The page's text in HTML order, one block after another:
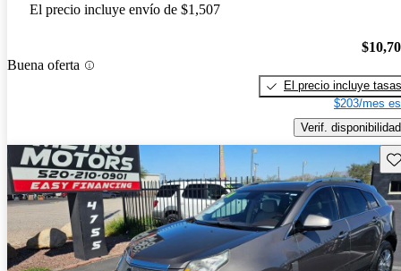
El precio incluye envío de $1,507
Buena oferta
El precio incluye tasas
$203/mes
Verif. disponibilidad